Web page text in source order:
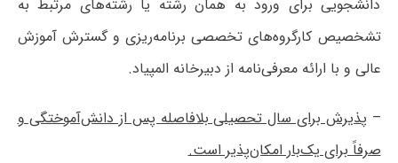
دانشجویی برای ورود به همان رشته یا رشته‌های مرتبط به
تشخصیص کارگروه‌های تخصصی برنامه‌ریزی و گسترش آموزش
عالی و با ارائه معرفی‌نامه از دبیرخانه المپیاد.
– پذیرش برای سال تحصیلی بلافاصله پس از دانش‌آموختگی و
صرفاً برای یک‌بار امکان‌پذیر است.